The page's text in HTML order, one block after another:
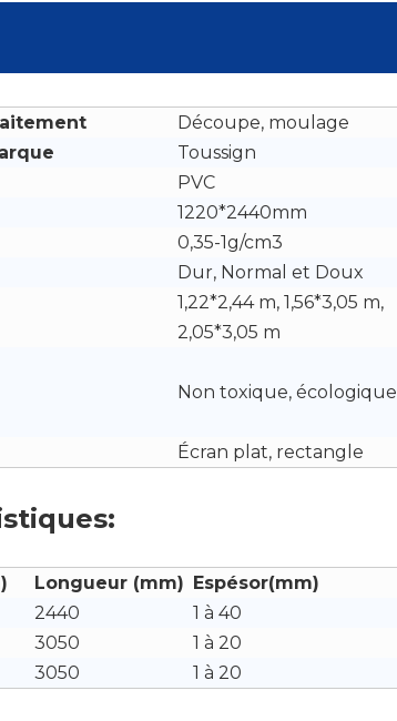
Découpe, moulage
Toussign
PVC
1220*2440mm
0,35-1g/cm3
Dur, Normal et Doux
1,22*2,44 m, 1,56*3,05 m,
2,05*3,05 m
Non toxique, écologique
Écran plat, rectangle
Longueur (mm) Espésor(mm)
2440 1 à 40
3050 1 à 20
3050 1 à 20